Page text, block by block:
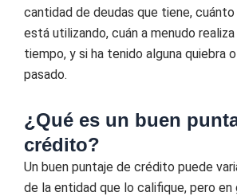
cantidad de deudas que tiene,
está utilizando, cuán a menudo
tiempo, y si ha tenido alguna quiebra
pasado.
¿Qué es un buen
crédito?
Un buen puntaje de crédito puede
de la entidad que lo califique, pero en